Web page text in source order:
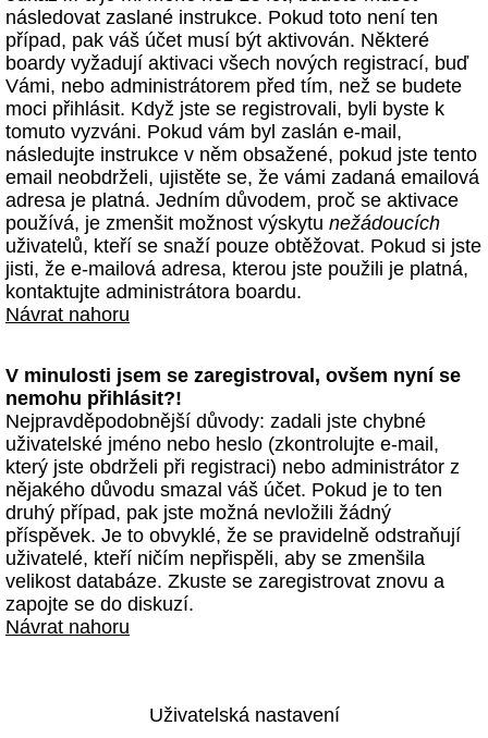
následovat zaslané instrukce. Pokud toto není ten
případ, pak váš účet musí být aktivován. Některé
boardy vyžadují aktivaci všech nových registrací, buď
Vámi, nebo administrátorem před tím, než se budete
moci přihlásit. Když jste se registrovali, byli byste k
tomuto vyzváni. Pokud vám byl zaslán e-mail,
následujte instrukce v něm obsažené, pokud jste tento
email neobdrželi, ujistěte se, že vámi zadaná emailová
adresa je platná. Jedním důvodem, proč se aktivace
používá, je zmenšit možnost výskytu nežádoucích
uživatelů, kteří se snaží pouze obtěžovat. Pokud si jste
jisti, že e-mailová adresa, kterou jste použili je platná,
kontaktujte administrátora boardu.
Návrat nahoru
V minulosti jsem se zaregistroval, ovšem nyní se
nemohu přihlásit?!
Nejpravděpodobnější důvody: zadali jste chybné
uživatelské jméno nebo heslo (zkontrolujte e-mail,
který jste obdrželi při registraci) nebo administrátor z
nějakého důvodu smazal váš účet. Pokud je to ten
druhý případ, pak jste možná nevložili žádný
příspěvek. Je to obvyklé, že se pravidelně odstraňují
uživatelé, kteří ničím nepřispěli, aby se zmenšila
velikost databáze. Zkuste se zaregistrovat znovu a
zapojte se do diskuzí.
Návrat nahoru
Uživatelská nastavení